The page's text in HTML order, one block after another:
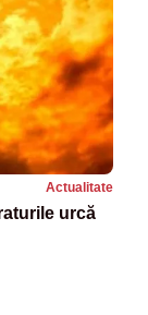
Actualitate
urcă